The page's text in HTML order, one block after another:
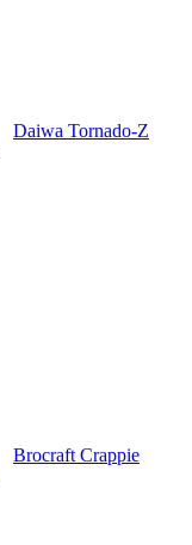
Daiwa Tornado-Z
Brocraft Crappie